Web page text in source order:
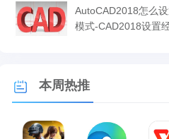
AutoCAD2018怎么
模式-CAD2018设置经
本周热推